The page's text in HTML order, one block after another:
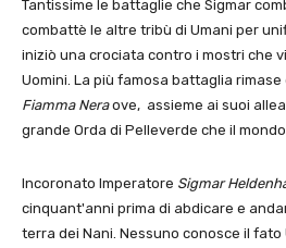
Tantissime le battaglie che Sigmar
combattè le altre tribù di Umani per
iniziò una crociata contro i mostri che
Uomini. La più famosa battaglia rimase
Fiamma Neraove, assieme ai suoi
grande Orda di Pelleverde che il
Incoronato Imperatore Sigmar
cinquant'anni prima di abdicare e
terra dei Nani. Nessuno conosce il fato